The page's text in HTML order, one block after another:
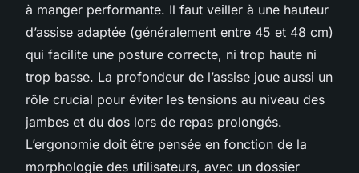
à manger performante. Il faut veiller à une hauteur
d’assise adaptée (généralement entre 45 et 48 cm)
qui facilite une posture correcte, ni trop haute ni
trop basse. La profondeur de l’assise joue aussi un
rôle crucial pour éviter les tensions au niveau des
jambes et du dos lors de repas prolongés.
L’ergonomie doit être pensée en fonction de la
morphologie des utilisateurs, avec un dossier